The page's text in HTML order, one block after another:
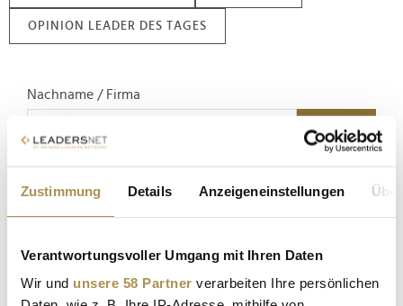
Zustimmung Details Anzeigeneinstellungen
Verantwortungsvoller Umgang mit Ihren Daten
Wir und unsere 58 Partner verarbeiten Ihre persönlichen
OPINION LEADER DES TAGES
Nachname / Firma
SUCHEN
LEADERSNET.TV